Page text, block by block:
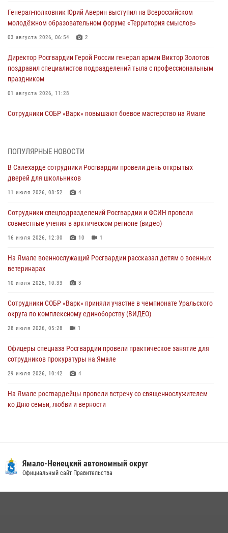
Генерал-полковник Юрий Аверин выступил на Всероссийском
молодёжном образовательном форуме «Территория смыслов»
03 августа 2026, 06:54 2
Директор Росгвардии Герой России генерал армии Виктор Золотов
поздравил специалистов подразделений тыла с профессиональным
праздником
01 августа 2026, 11:28
Сотрудники СОБР «Варк» повышают боевое мастерство на Ямале
Офицеры спецназа Росгвардии провели практическое занятие для
29 июля 2026, 10:42
В Уральском округе Росгвардии состоялось заседание
29 июля 2026, 10:39
Сотрудники СОБР «Варк» приняли участие в чемпионате Уральского
На Полярном круге Росгвардия обеспечила безопасность турнира
27 июля 2026, 09:04
ПОПУЛЯРНЫЕ НОВОСТИ
В Салехарде сотрудники Росгвардии провели день открытых
дверей для школьников
11 июля 2026, 08:52 4
Сотрудники спецподразделений Росгвардии и ФСИН провели
совместные учения в арктическом регионе (видео)
16 июля 2026, 12:30 10 1
На Ямале военнослужащий Росгвардии рассказал детям о военных
ветеринарах
10 июля 2026, 10:33 3
Сотрудники СОБР «Варк» приняли участие в чемпионате Уральского
округа по комплексному единоборству (ВИДЕО)
28 июля 2026, 05:28 1
Офицеры спецназа Росгвардии провели практическое занятие для
сотрудников прокуратуры на Ямале
29 июля 2026, 10:42 4
На Ямале росгвардейцы провели встречу со священнослужителем
ко Дню семьи, любви и верности
«Каникулы с Росгвардией» продолжаются на Ямале
Ямало-Ненецкий автономный округ
Официальный сайт Правительства